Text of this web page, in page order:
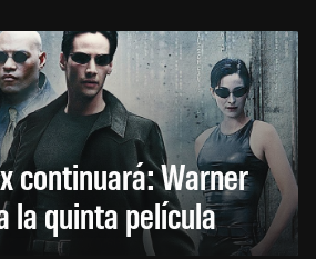
continuará: Warner
la quinta película